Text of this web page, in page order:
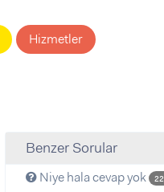
Hizmetler
Benzer Sorular
Niye hala cevap yok 22